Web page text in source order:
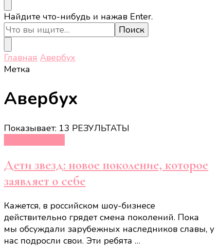
Ищите
что-
то?
Найдите что-нибудь и нажав Enter.
Главная Авербух
Метка
Авербух
Показывает: 13 РЕЗУЛЬТАТЫ
Дети звезд: новое поколение, которое
заявляет о себе
Кажется, в российском шоу-бизнесе
действительно грядет смена поколений. Пока
мы обсуждали зарубежных наследников славы, у
нас подросли свои. Эти ребята …